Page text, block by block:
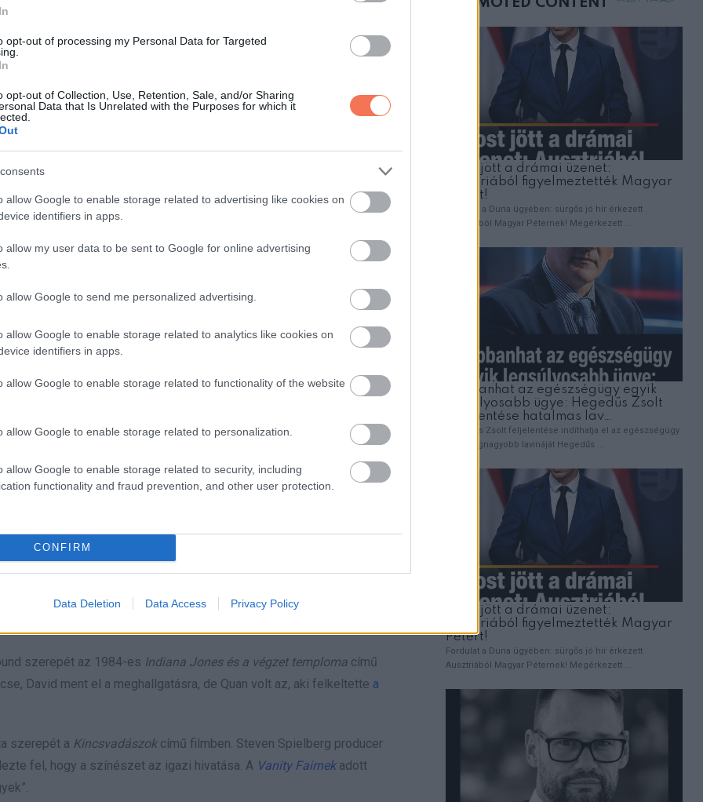
opt-out of processing my Personal Data for Targeted
opt-out of Collection, Use, Retention, Sale, and/or Sharing
Data that Is Unrelated with the Purposes for which it
allow Google to enable storage related to advertising like cookies on
identifiers in apps.
allow my user data to be sent to Google for online advertising
allow Google to send me personalized advertising.
allow Google to enable storage related to analytics like cookies on
identifiers in apps.
allow Google to enable storage related to functionality of the website
allow Google to enable storage related to personalization.
allow Google to enable storage related to security, including
functionality and fraud prevention, and other user protection.
CONFIRM
Data Deletion Data Access Privacy Policy
Quan volt a legjelentősebb hollywoodi kalandfilmek gyerekszínésze.
fel. A „hagyományos kínai háztartásban” nevelkedett Quan azt
barátokra, mert a testvérei betöltötték ezt a szerepet helyette.
és végül 1979-ben Los Angelesben egyesült újra. A kínai negyedbe
Jackie Chan és Sammo Hung, akik hamar a hatása alá kerültek.
luxusnak számított. Quan azt mondja: „A színészet nem is volt a
szerepét az 1984-es Indiana Jones és a végzet temploma című
David ment el a meghallgatásra, de Quan volt az, aki felkeltette a
szerepét a Kincsvadászokcímű filmben. Steven Spielberg producer
fel, hogy a színészet az igazi hivatása. A Vanity Fairnekadott